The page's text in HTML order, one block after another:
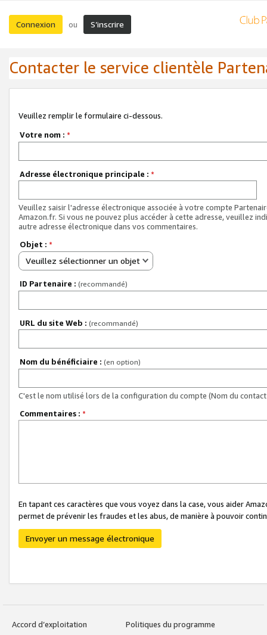
Connexion ou S’inscrire
Contacter le service clientèle
Veuillez remplir le formulaire ci-dessous.
Votre nom : *
Adresse électronique principale : *
Veuillez saisir l'adresse électronique associée à votre compte
Amazon.fr. Si vous ne pouvez plus accéder à cette adresse, veuillez
autre adresse électronique dans vos commentaires.
Objet : *
Veuillez sélectionner un objet
ID Partenaire : (recommandé)
URL du site Web : (recommandé)
Nom du bénéficiaire : (en option)
C'est le nom utilisé lors de la configuration du compte (Nom du
Commentaires : *
En tapant ces caractères que vous voyez dans la case, vous aider
permet de prévenir les fraudes et les abus, de manière à pouvoir
Envoyer un message électronique
Accord d’exploitation
Politiques du programme